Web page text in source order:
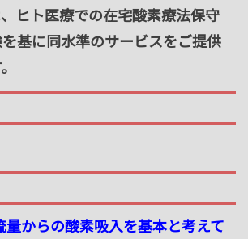
ヒト医療での在宅酸素療法保守
基に同水準のサービスをご提供
量からの酸素吸入を基本と考えて